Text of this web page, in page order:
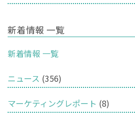
新着情報 一覧
新着情報 一覧
ニュース (356)
マーケティングレポート (8)